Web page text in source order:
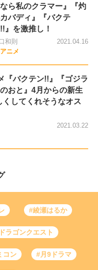
ら私のクラマー』『灼
バディ』『バクテ
』を激推し！
和則
アニメ
2021.04.16
『バクテン!!』『ゴジラ
おと』4月からの新生
くしてくれそうなオス
2021.03.22
#綾瀬はるか
ラゴンクエスト
コン #月9ドラマ